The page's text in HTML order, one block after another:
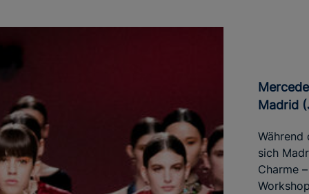
Mercedes-Benz Fashion Week
Madrid
Während
sich
Charme